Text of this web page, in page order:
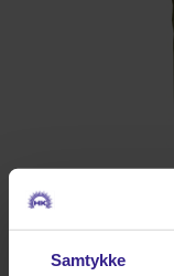
Samtykke